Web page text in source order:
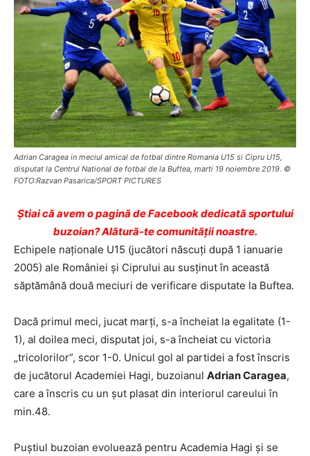
Adrian Caragea in meciul amical de fotbal dintre Romania U15 si Cipru U15,
disputat la Centrul National de fotbal de la Buftea, marti 19 noiembre 2019. ©
FOTO:Razvan Pasarica/SPORT PICTURES
Ştiai că avem o pagină de Facebook dedicată sportului
buzoian? Alătură-te comunității noastre.
Echipele naționale U15 (jucători născuți după 1 ianuarie
2005) ale României și Ciprului au susținut în această
săptămână două meciuri de verificare disputate la Buftea.
Dacă primul meci, jucat marți, s-a încheiat la egalitate (1-
1), al doilea meci, disputat joi, s-a încheiat cu victoria
„tricolorilor”, scor 1-0. Unicul gol al partidei a fost înscris
de jucătorul Academiei Hagi, buzoianul Adrian Caragea,
care a înscris cu un șut plasat din interiorul careului în
min.48.
Puştiul buzoian evoluează pentru Academia Hagi şi se